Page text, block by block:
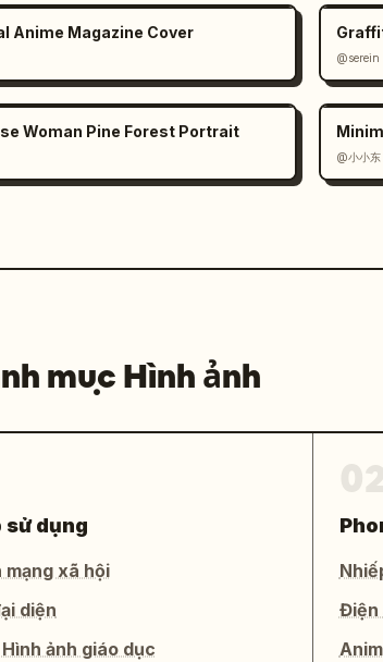
Anime Magazine Cover
@serein
Woman Pine Forest Portrait
@小小东
mục Hình ảnh
sử dụng
mạng xã hội
diện
ảnh giáo dục
Điện